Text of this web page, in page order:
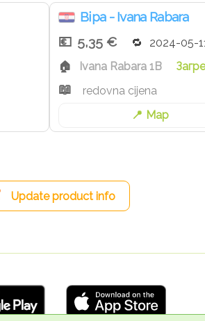
Bipa - Ivana Rabara
5,35 €
2024-05-
Ivana Rabara 1B
redovna cijena
Map
Update product info